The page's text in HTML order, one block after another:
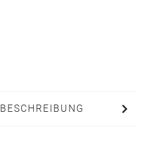
BESCHREIBUNG